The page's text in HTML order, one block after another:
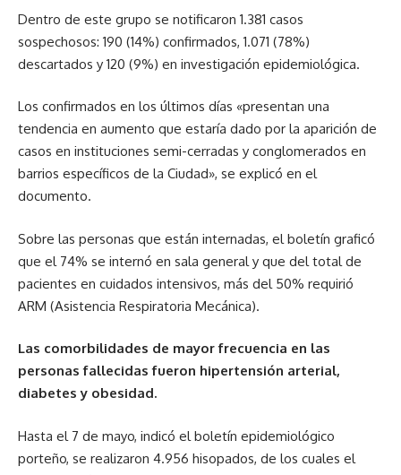
Dentro de este grupo se notificaron 1.381 casos
sospechosos: 190 (14%) confirmados, 1.071 (78%)
descartados y 120 (9%) en investigación epidemiológica.
Los confirmados en los últimos días «presentan una
tendencia en aumento que estaría dado por la aparición de
casos en instituciones semi-cerradas y conglomerados en
barrios específicos de la Ciudad», se explicó en el
documento.
Sobre las personas que están internadas, el boletín graficó
que el 74% se internó en sala general y que del total de
pacientes en cuidados intensivos, más del 50% requirió
ARM (Asistencia Respiratoria Mecánica).
Las comorbilidades de mayor frecuencia en las
personas fallecidas fueron hipertensión arterial,
diabetes y obesidad.
Hasta el 7 de mayo, indicó el boletín epidemiológico
porteño, se realizaron 4.956 hisopados, de los cuales el